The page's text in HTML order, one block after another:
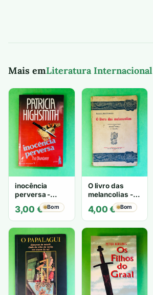
Mais emLiteratura Internacional
inocência
perversa -
PATRICIA
HIGHSMITH
3,00 € Bom
O livro das
melancolias -
Mantegazza
4,00€ Bom